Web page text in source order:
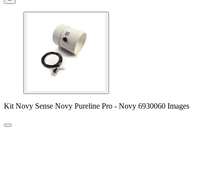
Kit Novy Sense Novy Pureline Pro - Novy 6930060 Images